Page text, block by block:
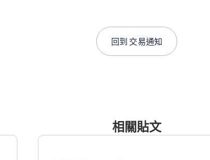
回到 交易通知
相關貼文